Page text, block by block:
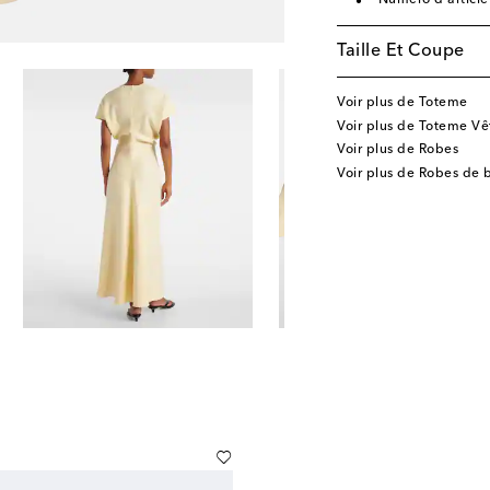
Taille Et Coupe
Voir plus de Toteme
Voir plus de Toteme
Voir plus de Robes
Voir plus de Robes de